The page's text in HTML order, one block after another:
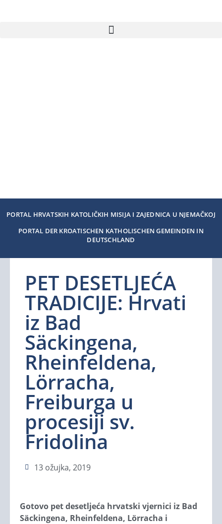
PORTAL HRVATSKIH KATOLIČKIH MISIJA I ZAJEDNICA U NJEMAČKOJ
PORTAL DER KROATISCHEN KATHOLISCHEN GEMEINDEN IN
DEUTSCHLAND
PET DESETLJEĆA
TRADICIJE: Hrvati
iz Bad
Säckingena,
Rheinfeldena,
Lörracha,
Freiburga u
procesiji sv.
Fridolina
13 ožujka, 2019
Gotovo pet desetljeća hrvatski vjernici iz Bad
Säckingena, Rheinfeldena, Lörracha i